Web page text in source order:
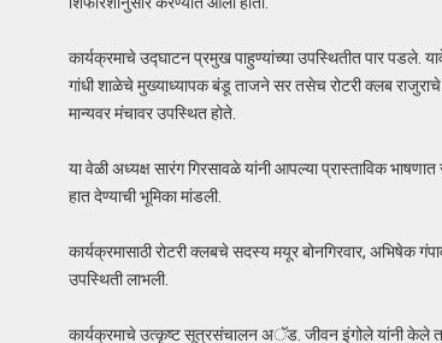
कार्यक्रमाचे उद्घाटन प्रमुख पाहुण्यांच्या उपस्थितीत पार पडले.
गांधी शाळेचे मुख्याध्यापक बंडू ताजने सर तसेच रोटरी क्लब
मान्यवर मंचावर उपस्थित होते.
या वेळी अध्यक्ष सारंग गिरसावळे यांनी आपल्या प्रास्ताविक
हात देण्याची भूमिका मांडली.
कार्यक्रमासाठी रोटरी क्लबचे सदस्य मयूर बोनगिरवार, अभिषेक
उपस्थिती लाभली.
कार्यक्रमाचे उत्कृष्ट सूत्रसंचालन अॅड. जीवन इंगोले यांनी केले